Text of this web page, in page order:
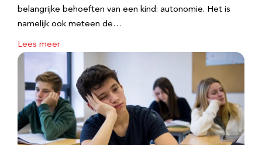
belangrijke behoeften van een kind: autonomie. Het is
namelijk ook meteen de…
Lees meer